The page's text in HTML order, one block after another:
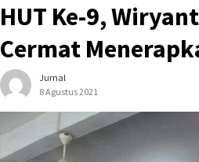
HUT Ke-9,
Cermat
Jurnal
8 Agustus 2021